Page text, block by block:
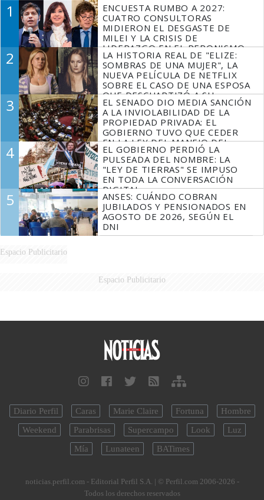
1
ENCUESTA RUMBO A 2027:
CUATRO CONSULTORAS
MIDIERON EL DESGASTE DE
MILEI Y LA CRISIS DE
LIDERAZGO EN EL PERONISMO
2
LA HISTORIA REAL DE "ELIZE:
SOMBRAS DE UNA MUJER", LA
NUEVA PELÍCULA DE NETFLIX
SOBRE EL CASO DE UNA ESPOSA
QUE DESCUARTIZÓ A SU
MARIDO
3
EL SENADO DIO MEDIA SANCIÓN
A LA INVIOLABILIDAD DE LA
PROPIEDAD PRIVADA: EL
GOBIERNO TUVO QUE CEDER
EN LA LEY DEL MANEJO DEL
FUEGO
4
EL GOBIERNO PERDIÓ LA
PULSEADA DEL NOMBRE: LA
"LEY DE TIERRAS" SE IMPUSO
EN TODA LA CONVERSACIÓN
DIGITAL
5
ANSES: CUÁNDO COBRAN
JUBILADOS Y PENSIONADOS EN
AGOSTO DE 2026, SEGÚN EL
DNI
Espacio Publicitario
Espacio Publicitario
Diario Perfil Caras Marie Claire Fortuna
Hombre
Weekend
Parabrisas Supercampo Look
Luz
Mía
Lunateen BATimes
noticias.perfil.com - Editorial Perfil S.A. | © Perfil.com 2006-2026 -
Todos los derechos reservados